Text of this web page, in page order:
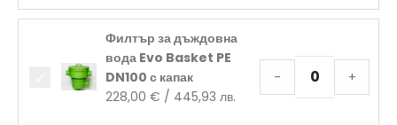
Филтър за дъждовна
вода Evo Basket PE
DN100 с капак
228,00 € / 445,93 лв.
- +